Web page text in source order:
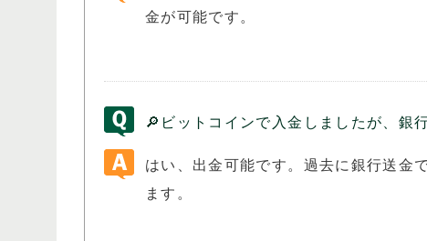
金が可能です。
🔎ビットコインで入金しましたが、銀
はい、出金可能です。過去に銀行送金
ます。